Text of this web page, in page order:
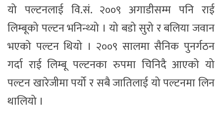
यो पल्टनलाई वि.सं. २००९ अगाडीसम्म पनि राई
लिम्बूको पल्टन भनिन्थ्यो । यो बडो सुरो र बलिया जवान
भएको पल्टन थियो । २००९ सालमा सैनिक पुनर्गठन
गर्दा राई लिम्बू पल्टनका रुपमा चिनिदै आएको यो
पल्टन खारेजीमा पर्यो र सबै जातिलाई यो पल्टनमा लिन
थालियो ।